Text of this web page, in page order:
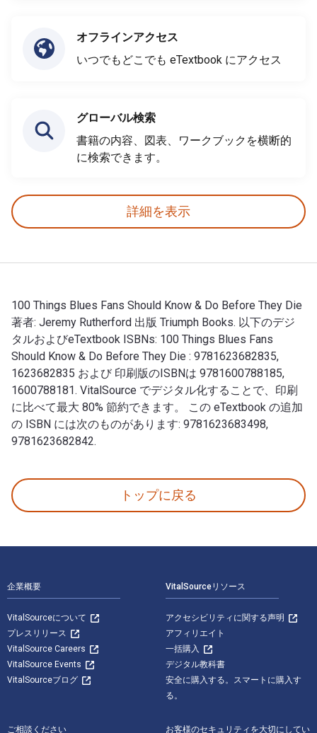
オフラインアクセス
いつでもどこでも eTextbook にアクセス
グローバル検索
書籍の内容、図表、ワークブックを横断的
に検索できます。
詳細を表示
100 Things Blues Fans Should Know & Do Before They Die
著者: Jeremy Rutherford 出版 Triumph Books. 以下のデジ
タルおよびeTextbook ISBNs: 100 Things Blues Fans
Should Know & Do Before They Die : 9781623682835,
1623682835 および 印刷版のISBNは 9781600788185,
1600788181. VitalSource でデジタル化することで、印刷
に比べて最大 80% 節約できます。 この eTextbook の追加
の ISBN には次のものがあります: 9781623683498,
9781623682842.
トップに戻る
企業概要
VitalSourceについて
プレスリリース
VitalSource Careers
VitalSource Events
VitalSourceブログ
VitalSourceリソース
アクセシビリティに関する声明
アフィリエイト
一括購入
デジタル教科書
安全に購入する。スマートに購入す
る。
ご相談ください お客様のセキュリティを大切にしてい